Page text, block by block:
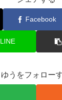
Facebook
LINE
ゆうをフォロー